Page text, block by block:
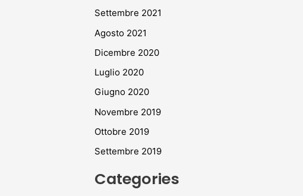
Settembre 2021
Agosto 2021
Dicembre 2020
Luglio 2020
Giugno 2020
Novembre 2019
Ottobre 2019
Settembre 2019
Categories